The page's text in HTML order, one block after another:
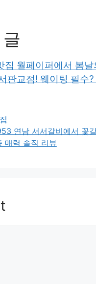
집 월페이퍼에서 봄
판교점! 웨이팅 필수
연남 서서갈비에서 꽃
매력 솔직 리뷰